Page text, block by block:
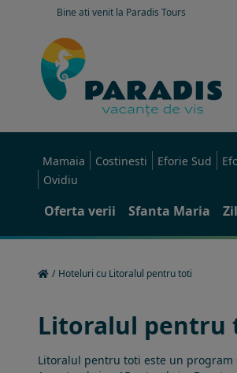
Bine ati venit la Paradis Tours
Mamaia Costinesti Eforie Sud
Ovidiu
Oferta verii Sfanta Maria
/ Hoteluri cu Litoralul pentru toti
Litoralul pentru
Litoralul pentru toti este un program